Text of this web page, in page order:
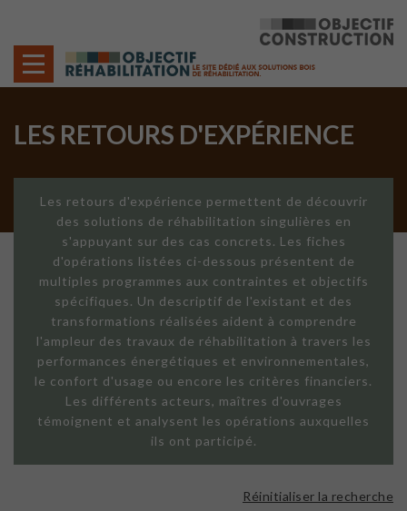
LES RETOURS D'EXPÉRIENCE
Les retours d'expérience permettent de découvrir
des solutions de réhabilitation singulières en
s'appuyant sur des cas concrets. Les fiches
d'opérations listées ci-dessous présentent de
multiples programmes aux contraintes et objectifs
spécifiques. Un descriptif de l'existant et des
transformations réalisées aident à comprendre
l'ampleur des travaux de réhabilitation à travers les
performances énergétiques et environnementales,
le confort d'usage ou encore les critères financiers.
Les différents acteurs, maîtres d'ouvrages
témoignent et analysent les opérations auxquelles
ils ont participé.
Réinitialiser la recherche
FAÇADE SUR
ISOLATION